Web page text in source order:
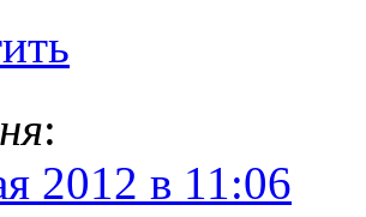
:
2012 в 11:06